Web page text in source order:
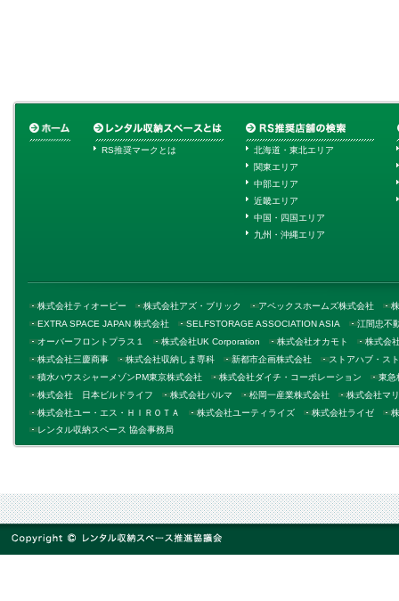
RS推奨マークとは
北海道・東北エリア
関東エリア
中部エリア
近畿エリア
中国・四国エリア
九州・沖縄エリア
株式会社ティオーピー 株式会社アズ・ブリック アペックスホームズ株式会社
EXTRA SPACE JAPAN 株式会社
SELFSTORAGE ASSOCIATION ASIA
江間忠不
オーバーフロントプラス１
株式会社UK Corporation 株式会社オカモト
株式会
株式会社三慶商事
株式会社収納しま専科 新都市企画株式会社
ストアハブ・ス
積水ハウスシャーメゾンPM東京株式会社
株式会社ダイチ・コーポレーション
東急
株式会社 日本ビルドライフ
株式会社パルマ 松岡一産業株式会社
株式会社マ
株式会社ユー・エス・ＨＩＲＯＴＡ
株式会社ユーティライズ 株式会社ライゼ
レンタル収納スペース 協会事務局